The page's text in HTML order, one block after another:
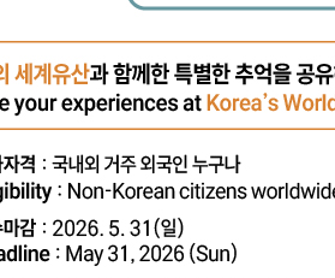
한국문화교실
한글학교 행사 사진
자료실
한국유학
모국유학
유학자료
현지 교육제도 소개
공지사항
보도자료
행사사진
한국어
한국어
Português